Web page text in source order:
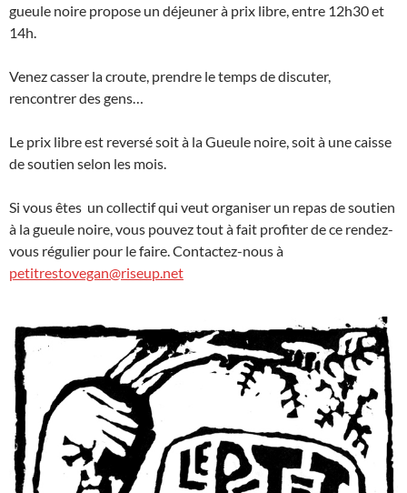
gueule noire propose un déjeuner à prix libre, entre 12h30 et
14h.
Venez casser la croute, prendre le temps de discuter,
rencontrer des gens…
Le prix libre est reversé soit à la Gueule noire, soit à une caisse
de soutien selon les mois.
Si vous êtes un collectif qui veut organiser un repas de soutien
à la gueule noire, vous pouvez tout à fait profiter de ce rendez-
vous régulier pour le faire. Contactez-nous à
petitrestovegan@riseup.net